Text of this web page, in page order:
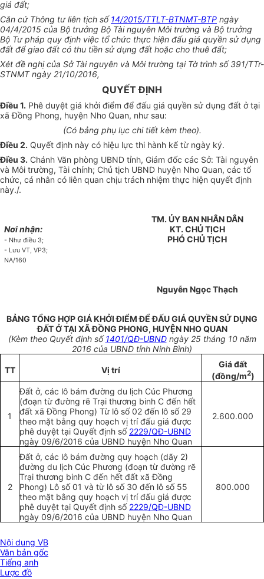
giá đất;
Căn cứ Thông tư liên tịch số14/2015/TTLT-BTNMT-BTP ngày
04/4/2015 của Bộ trưởng Bộ Tài nguyên Môi trường và Bộ trưởng
Bộ Tư pháp quy định việc tổ chức thực hiện đấu giá quyền sử dụng
đất để giao đất có thu tiền sử dụng đất hoặc cho thuê đất;
Xét đề nghị của Sở Tài nguyên và Môi trường tại Tờ trình số 391/TTr-
STNMT ngày 21/10/2016,
QUYẾT ĐỊNH
Điều 1. Phê duyệt giá khởi điểm để đấu giá quyền sử dụng đất ở tại
xã Đồng Phong, huyện Nho Quan, như sau:
(Có bảng phụ lục chi tiết kèm theo).
Điều 2. Quyết định này có hiệu lực thi hành kể từ ngày ký.
Điều 3. Chánh Văn phòng UBND tỉnh, Giám đốc các Sở: Tài nguyên
và Môi trường, Tài chính; Chủ tịch UBND huyện Nho Quan, các tổ
chức, cá nhân có liên quan chịu trách nhiệm thực hiện quyết định
này./.
Nơi nhận:
- Như điều 3;
- Lưu VT, VP3;
NA/160
TM. ỦY BAN NHÂN DÂN
KT. CHỦ TỊCH
PHÓ CHỦ TỊCH
Nguyễn Ngọc Thạch
BẢNG TỔNG HỢP GIÁ KHỞI ĐIỂM ĐỂ ĐẤU GIÁ QUYỀN SỬ DỤNG
ĐẤT Ở TẠI XÃ ĐỒNG PHONG, HUYỆN NHO QUAN
(Kèm theo Quyết định số1401/QĐ-UBNDngày 25 tháng 10 năm
2016 của UBND tỉnh Ninh Bình)
TT Vị trí
Giá đất
(đồng/m2)
1
Đất ở, các lô bám đường du lịch Cúc Phương
(đoạn từ đường rẽ Trại thương binh C đến hết
đất xã Đồng Phong) Từ lô số 02 đến lô số 29
theo mặt bằng quy hoạch vị trí đấu giá được
phê duyệt tại Quyết định số 2229/QĐ-UBND
ngày 09/6/2016 của UBND huyện Nho Quan
2.600.000
2
Đất ở, các lô bám đường quy hoạch (dãy 2)
đường du lịch Cúc Phương (đoạn từ đường rẽ
Trại thương binh C đến hết đất xã Đồng
Phong) Lô số 01 và từ lô số 30 đến lô số 55
theo mặt bằng quy hoạch vị trí đấu giá được
phê duyệt tại Quyết định số 2229/QĐ-UBND
ngày 09/6/2016 của UBND huyện Nho Quan
800.000
Nội dung VB
Văn bản gốc
Tiếng anh
Lược đồ